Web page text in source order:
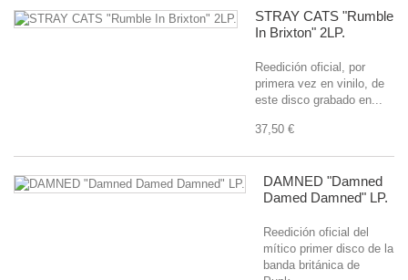
STRAY CATS "Rumble
In Brixton" 2LP.
Reedición oficial, por
primera vez en vinilo, de
este disco grabado en...
37,50 €
DAMNED "Damned
Damed Damned" LP.
Reedición oficial del
mítico primer disco de la
banda británica de